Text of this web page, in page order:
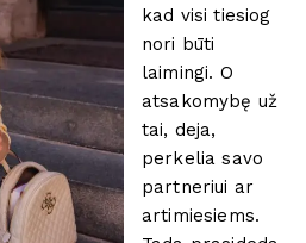
kad visi tiesiog
nori būti
laimingi. O
atsakomybę už
tai, deja,
perkelia savo
partneriui ar
artimiesiems.